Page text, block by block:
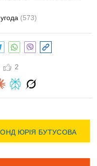
угода (573)
2